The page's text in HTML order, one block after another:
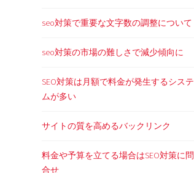
seo対策で重要な文字数の調整について
seo対策の市場の難しさで減少傾向に
SEO対策は月額で料金が発生するシステ
ムが多い
サイトの質を高めるバックリンク
料金や予算を立てる場合はSEO対策に問
合せ